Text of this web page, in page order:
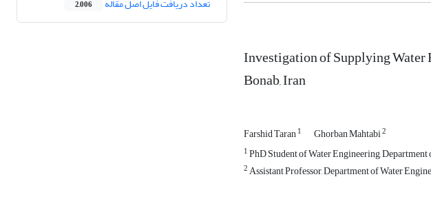
Investigation of Supplying Water
Bonab, Iran
Farshid Taran1 Ghorban Mahtabi2
1PhD Student of Water Engineering,
2Assistant Professor, Department of Water
تعداد دریافت فایل اصل مقاله 2,006